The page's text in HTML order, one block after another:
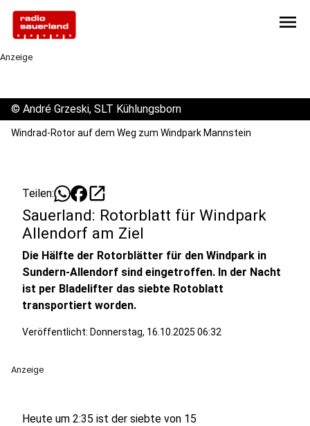
menu
Anzeige
© André Grzeski, SLT Kühlungsborn
Windrad-Rotor auf dem Weg zum Windpark Mannstein
Teilen: open_in_new
Sauerland: Rotorblatt für Windpark
Allendorf am Ziel
Die Hälfte der Rotorblätter für den Windpark in
Sundern-Allendorf sind eingetroffen. In der Nacht
ist per Bladelifter das siebte Rotoblatt
transportiert worden.
Veröffentlicht: Donnerstag, 16.10.2025 06:32
Anzeige
Heute um 2:35 ist der siebte von 15